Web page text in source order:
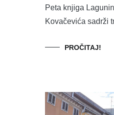
Peta knjiga
Kovačevića sadrži
PROČITAJ!